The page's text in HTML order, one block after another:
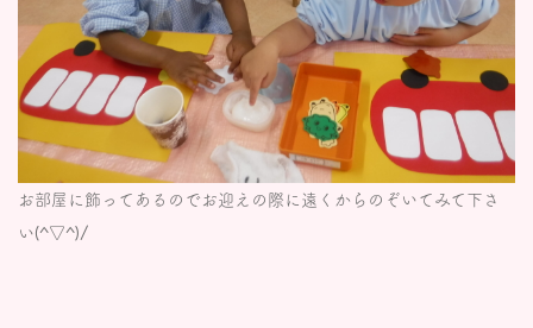
お部屋に飾ってあるのでお迎えの際に遠くからのぞいてみて下さ
い(^▽^)/